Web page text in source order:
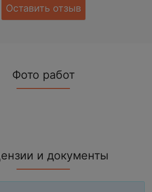
Оставить отзыв
Фото работ
и документы